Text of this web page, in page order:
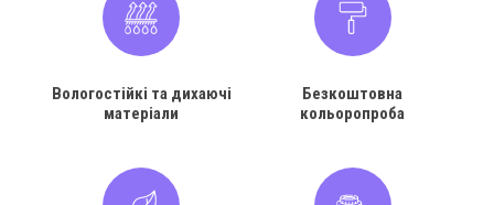
Вологостійкі та дихаючі
матеріали
Безкоштовна
кольоропроба